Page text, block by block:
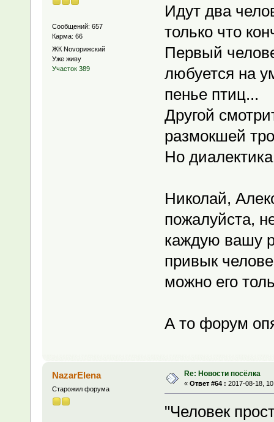
Сообщений: 657
Карма: 66
ЖК Novoрижский
Уже живу
Участок 389
Идут два
только что
Первый
любуется на
пенье птиц...
Другой
размокшей
Но
Николай,
пожалуйста,
каждую вашу
привык
можно его
А то форум
NazarElena
Старожил форума
Re: Новости посёлка
« Ответ #64 : 2017-08-18,
"Человек